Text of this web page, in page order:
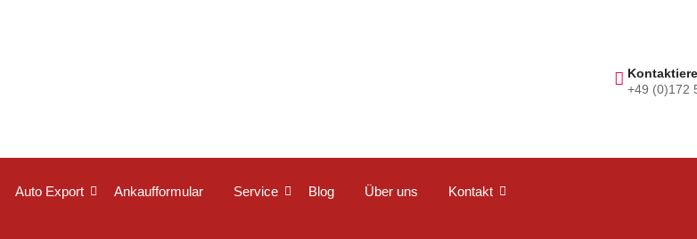
+49 (0)172
Auto Export Ankaufformular Service Blog Über uns Kontakt